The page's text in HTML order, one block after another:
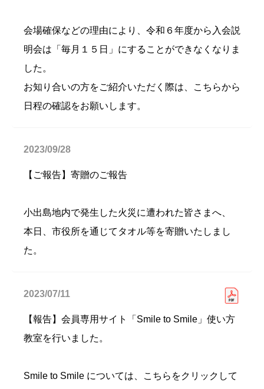
会場確保などの理由により、令和６年度から入会説
明会は「毎月１５日」にすることができなくなりま
した。
お知り合いの方をご紹介いただく際は、こちらから
日程の確認をお願いします。
2023/09/28
【ご報告】寄贈のご報告
小出島地内で発生した火災に遭われた皆さまへ、
本日、市役所を通じてタオル等を寄贈いたしまし
た。
2023/07/11
【報告】会員専用サイト「Smile to Smile」使い方
教室を行いました。
Smile to Smile については、こちらをクリックして